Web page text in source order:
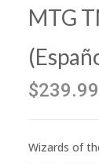
MTG
Wizards of